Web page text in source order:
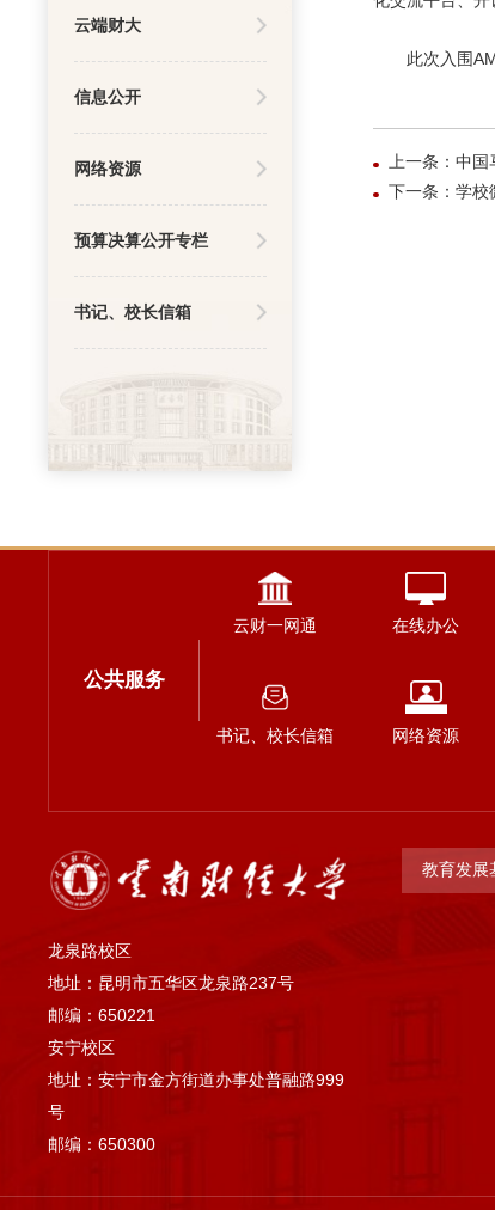
云端财大
信息公开
网络资源
预算决算公开专栏
书记、校长信箱
此次入围
上一条：中
下一条：学校
公共服务
云财一网通 在线办公
书记、校长信箱 网络资源
龙泉路校区
地址：昆明市五华区龙泉路237号
邮编：650221
安宁校区
地址：安宁市金方街道办事处普融路999
号
邮编：650300
教育发展